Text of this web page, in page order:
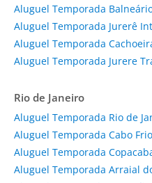
Aluguel Temporada
Aluguel Temporada Jurerê
Aluguel Temporada
Aluguel Temporada Jurere
Rio de Janeiro
Aluguel Temporada Rio de
Aluguel Temporada Cabo Frio
Aluguel Temporada
Aluguel Temporada Arraial